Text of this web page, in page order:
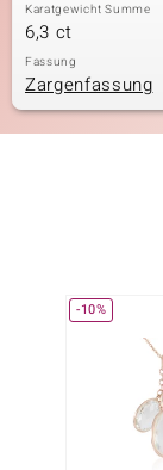
Karatgewicht Summe
6,3 ct
Fassung
Zargenfassung
-10%